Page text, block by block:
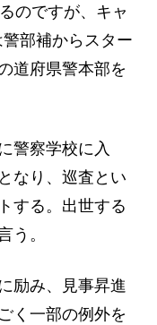
のですが、キャ
部補からスター
道府県警本部を
警察学校に入
なり、巡査とい
する。出世する
う。
励み、見事昇進
く一部の例外を